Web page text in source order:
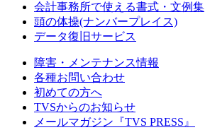
会計事務所で使える書式・文例集
頭の体操(ナンバープレイス)
データ復旧サービス
障害・メンテナンス情報
各種お問い合わせ
初めての方へ
TVSからのお知らせ
メールマガジン『TVS PRESS』